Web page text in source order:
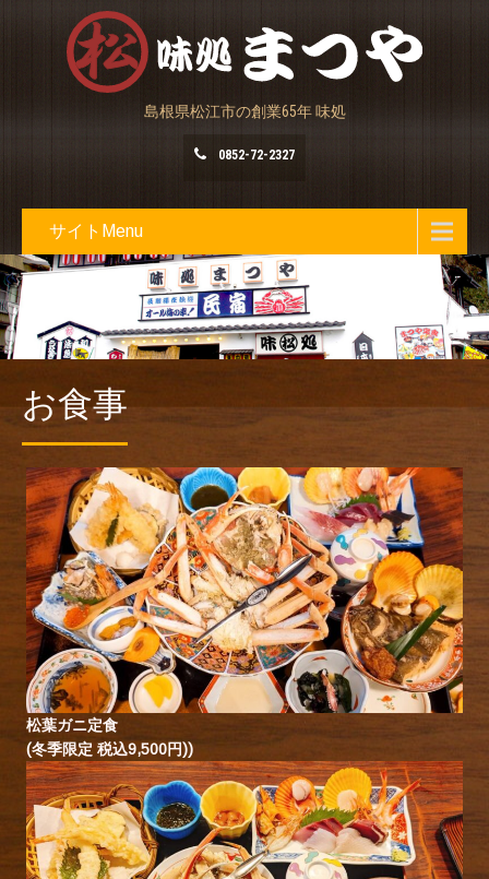
島根県松江市の創業65年 味処
0852-72-2327
サイトMenu
お食事
松葉ガニ定食
(冬季限定 税込9,500円))